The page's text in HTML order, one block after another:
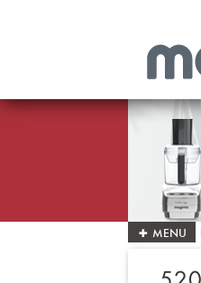
+ MENU